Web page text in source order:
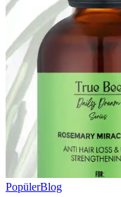
PopülerBlog